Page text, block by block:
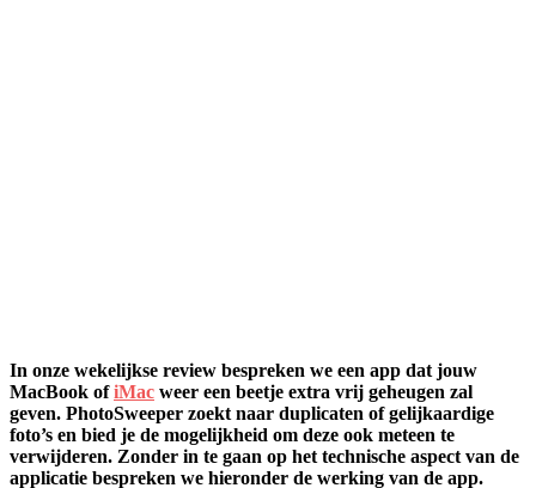
In onze wekelijkse review bespreken we een app dat jouw
MacBook ofiMac weer een beetje extra vrij geheugen zal
geven. PhotoSweeper zoekt naar duplicaten of gelijkaardige
foto’s en bied je de mogelijkheid om deze ook meteen te
verwijderen. Zonder in te gaan op het technische aspect van de
applicatie bespreken we hieronder de werking van de app.